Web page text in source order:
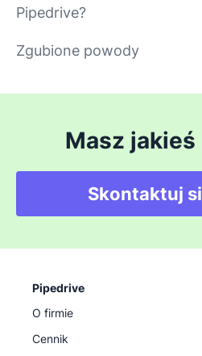
Pipedrive?
Zgubione powody
Masz jakieś
Skontaktuj
Pipedrive
O firmie
Cennik